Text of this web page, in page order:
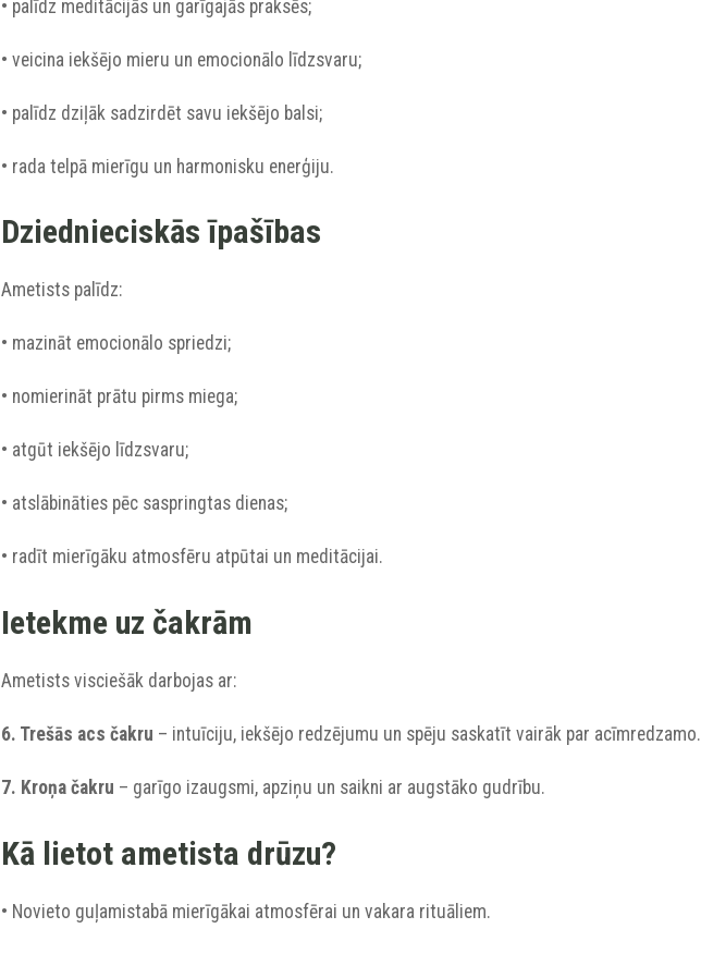
• palīdz meditācijās un garīgajās praksēs;
• veicina iekšējo mieru un emocionālo līdzsvaru;
• palīdz dziļāk sadzirdēt savu iekšējo balsi;
• rada telpā mierīgu un harmonisku enerģiju.
Dziednieciskās īpašības
Ametists palīdz:
• mazināt emocionālo spriedzi;
• nomierināt prātu pirms miega;
• atgūt iekšējo līdzsvaru;
• atslābināties pēc saspringtas dienas;
• radīt mierīgāku atmosfēru atpūtai un meditācijai.
Ietekme uz čakrām
Ametists visciešāk darbojas ar:
6. Trešās acs čakru – intuīciju, iekšējo redzējumu un spēju saskatīt vairāk par acīmredzamo.
7. Kroņa čakru – garīgo izaugsmi, apziņu un saikni ar augstāko gudrību.
Kā lietot ametista drūzu?
• Novieto guļamistabā mierīgākai atmosfērai un vakara rituāliem.